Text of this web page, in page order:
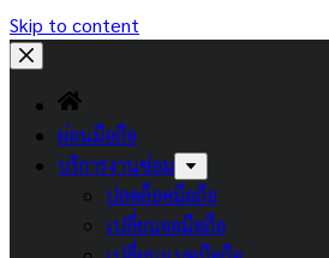
Skip to content
ผ่อนมือถือ
บริการงานซ่อม
ปลดล็อคมือถือ
เปลี่ยนจอมือถือ